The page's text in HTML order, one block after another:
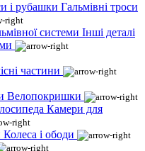
Гальмівні троси
Інші деталі
частини
Велопокришки
Камери для
Колеса і ободи